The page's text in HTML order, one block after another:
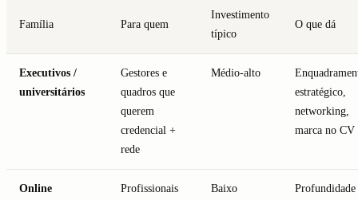
Família Para quem
Investimento
típico
O que dá
Executivos /
universitários
Gestores e
quadros que
querem
credencial +
rede
Médio-alto
estratégico,
networking,
marca no CV
Online
Profissionais
Baixo
Profundidade